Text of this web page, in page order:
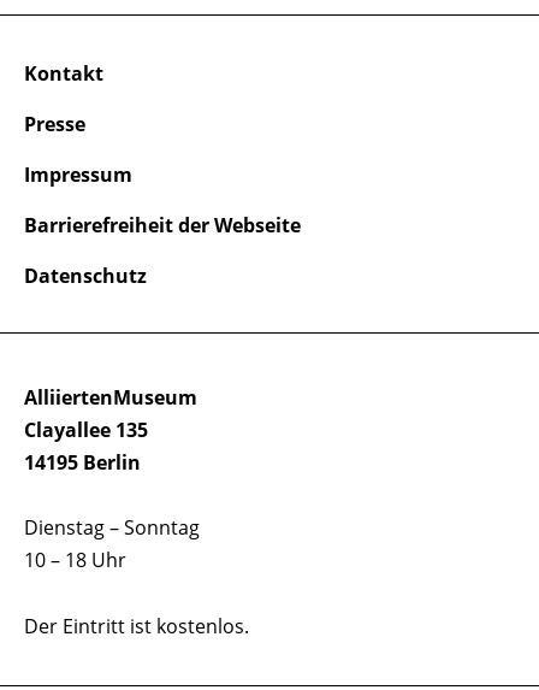
AlliiertenMuseum
Clayallee 135
14195 Berlin
Dienstag – Sonntag
10 – 18 Uhr
Der Eintritt ist kostenlos.
Kontakt
Presse
Impressum
Barrierefreiheit der Webseite
Datenschutz